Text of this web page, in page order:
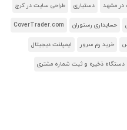
در مشهد دستیاری طراحی سایت در کرج
حسابداری رستوران CoverTrader.com
خرید رم سرور ایمپلنت دیجیتال
دستگاه ذخیره و ثبت شماره مشتری